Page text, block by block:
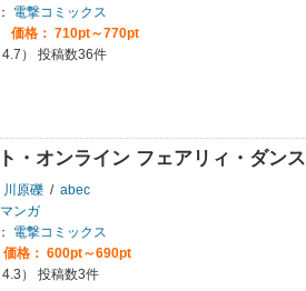
電撃コミックス
価格： 710pt～770pt
4.7） 投稿数36件
・オンライン フェアリィ・ダンス
川原礫 / abec
ンガ
電撃コミックス
価格： 600pt～690pt
4.3） 投稿数3件